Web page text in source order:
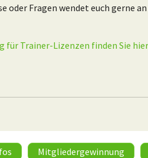
oder Fragen wendet euch gerne
für Trainer-Lizenzen finden Sie hier
Mitgliedergewinnung